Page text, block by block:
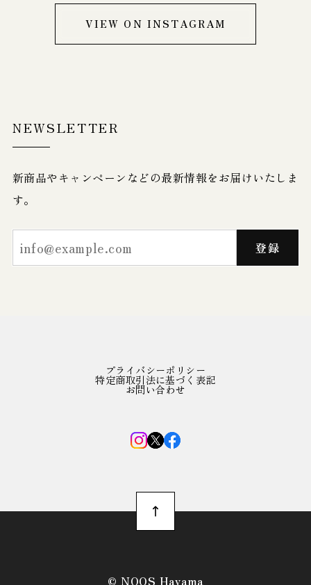
VIEW ON INSTAGRAM
NEWSLETTER
新商品やキャンペーンなどの最新情報をお届けいたしま
す。
登録
プライバシーポリシー
特定商取引法に基づく表記
お問い合わせ
©︎ NOOS Hayama